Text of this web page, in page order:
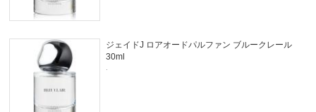
ジェイドJ ロアオードパルファン ブルークレール
30ml
.